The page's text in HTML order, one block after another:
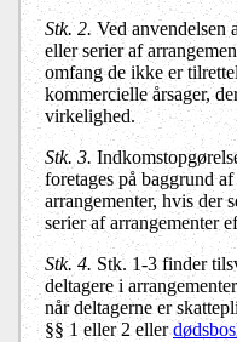
Stk. 2. Ved anvendelsen
eller serier af
omfang de ikke er
kommercielle årsager,
virkelighed.
Stk. 3.
foretages på baggrund
arrangementer, hvis der
serier af arrangementer
Stk. 4. Stk. 1-3 finder
deltagere i
når deltagerne er
§§ 1 eller 2 eller